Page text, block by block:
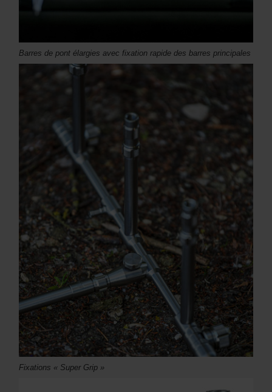
Barres de pont élargies avec fixation rapide des barres principales
Fixations « Super Grip »